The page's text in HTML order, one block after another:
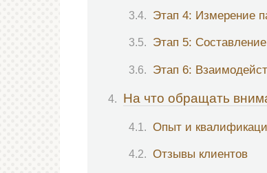
Этап 4: Измерение
Этап 5:
Этап 6:
На что обращать
Опыт и
Отзывы клиентов